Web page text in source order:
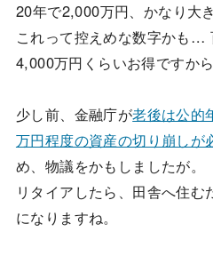
20年で2,000万円、かなり大
これって控えめな数字かも…
4,000万円くらいお得ですから
少し前、金融庁が老後は公的
万円程度の資産の切り崩しが
め、物議をかもしましたが。
リタイアしたら、田舎へ住
になりますね。